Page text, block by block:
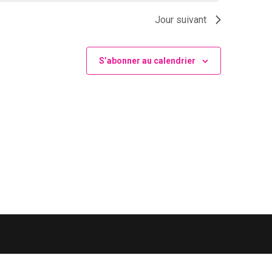
Jour suivant
S’abonner au calendrier